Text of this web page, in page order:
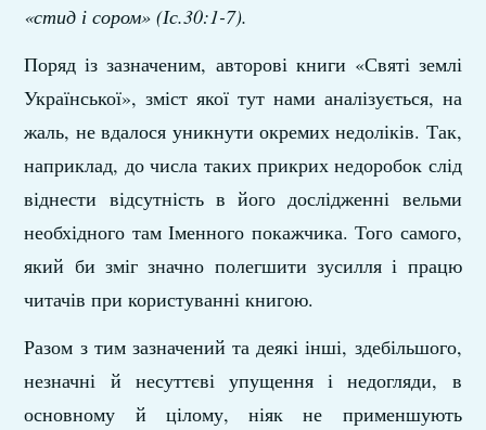
«стид і сором» (Іс.30:1-7).
Поряд із зазначеним, авторові книги «Святі землі
Української», зміст якої тут нами аналізується, на
жаль, не вдалося уникнути окремих недоліків. Так,
наприклад, до числа таких прикрих недоробок слід
віднести відсутність в його дослідженні вельми
необхідного там Іменного покажчика. Того самого,
який би зміг значно полегшити зусилля і працю
читачів при користуванні книгою.
Разом з тим зазначений та деякі інші, здебільшого,
незначні й несуттєві упущення і недогляди, в
основному й цілому, ніяк не применшують